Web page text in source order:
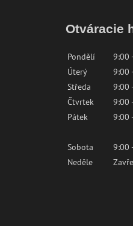
Otváracie
Pondělí
9:00
Úterý
9:00
Středa
9:00
Čtvrtek
9:00
Pátek
9:00
Sobota
9:00
Neděle